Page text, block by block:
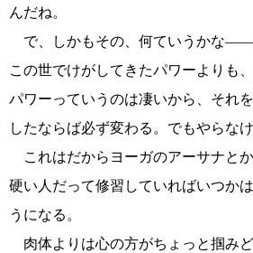
んだね。
で、しかもその、何ていうかな――
この世でけがしてきたパワーよりも
パワーっていうのは凄いから、それ
したならば必ず変わる。でもやらな
これはだからヨーガのアーサナと
硬い人だって修習していればいつか
うになる。
肉体よりは心の方がちょっと掴みど